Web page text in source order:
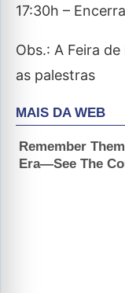
17:30h –
Obs.: A Feira
as palestras